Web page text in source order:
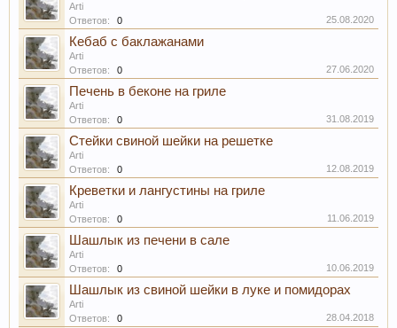
Arti
Ответов:
0 25.08.2020
Кебаб с баклажанами
Arti
Ответов:
0 27.06.2020
Печень в беконе на гриле
Arti
Ответов:
0 31.08.2019
Стейки свиной шейки на решетке
Arti
Ответов:
0 12.08.2019
Креветки и лангустины на гриле
Arti
Ответов:
0 11.06.2019
Шашлык из печени в сале
Arti
Ответов:
0 10.06.2019
Шашлык из свиной шейки в луке и помидорах
Arti
Ответов:
0 28.04.2018